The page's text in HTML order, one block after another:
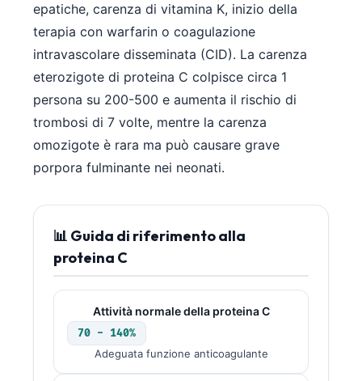
epatiche, carenza di vitamina K, inizio della
terapia con warfarin o coagulazione
intravascolare disseminata (CID). La carenza
eterozigote di proteina C colpisce circa 1
persona su 200-500 e aumenta il rischio di
trombosi di 7 volte, mentre la carenza
omozigote è rara ma può causare grave
porpora fulminante nei neonati.
📊 Guida di riferimento alla
proteina C
Attività normale della proteina C
70 - 140%
Adeguata funzione anticoagulante